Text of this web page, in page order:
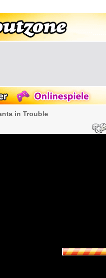
in Trouble